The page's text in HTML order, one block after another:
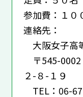
参加費：１０
連絡先：
大阪女子
〒545-
２-８-１９
TEL：06-